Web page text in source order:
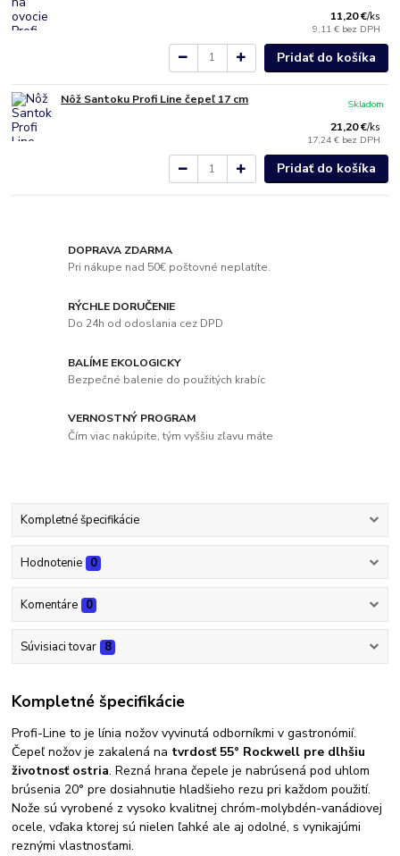
11,20 €/ks
9,11 € bez DPH
Pridať do košíka
Nôž Santoku Profi Line čepeľ 17 cm
21,20 €/ks
17,24 € bez DPH
Skladom
Pridať do košíka
DOPRAVA ZDARMA
Pri nákupe nad 50€ poštovné neplatíte.
RÝCHLE DORUČENIE
Do 24h od odoslania cez DPD
BALÍME EKOLOGICKY
Bezpečné balenie do použitých krabíc
VERNOSTNÝ PROGRAM
Čím viac nakúpite, tým vyššiu zľavu máte
Kompletné špecifikácie
Hodnotenie 0
Komentáre 0
Súvisiaci tovar 8
Kompletné špecifikácie
Profi-Line to je línia nožov vyvinutá odborníkmi v gastronómií.
Čepeľ nožov je zakalená na tvrdosť 55° Rockwell pre dlhšiu
životnosť ostria. Rezná hrana čepele je nabrúsená pod uhlom
brúsenia 20° pre dosiahnutie hladšieho rezu pri každom použití.
Nože sú vyrobené z vysoko kvalitnej chróm-molybdén-vanádiovej
ocele, vďaka ktorej sú nielen ľahké ale aj odolné, s vynikajúmi
reznými vlastnosťami.